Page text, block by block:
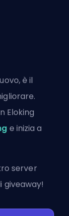
è il
Eloking
e inizia a
server
giveaway!